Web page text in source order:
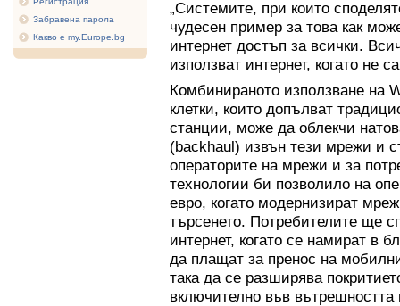
Забравена парола
Какво е my.Europe.bg
„Системите, при които
чудесен пример за това как
интернет достъп за всички.
използват интернет, когато не
Комбинираното използване на
клетки, които допълват
станции, може да облекчи
(backhaul) извън тези мрежи и
операторите на мрежи и за
технологии би позволило на
евро, когато модернизират
търсенето. Потребителите ще
интернет, когато се намират в
да плащат за пренос на
така да се разширява
включително във вътрешността